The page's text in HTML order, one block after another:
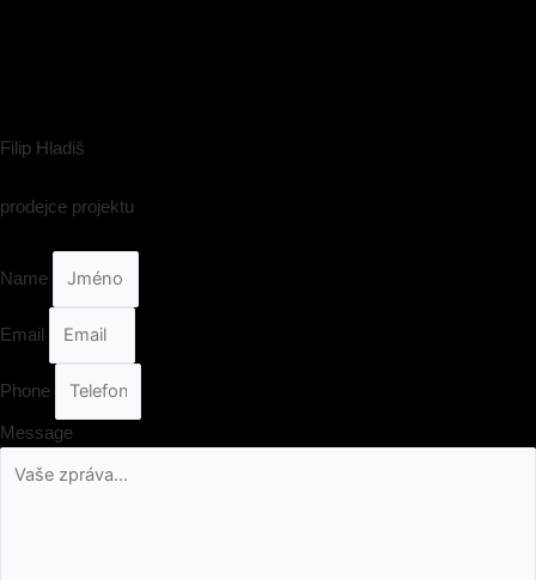
Filip Hladiš
prodejce projektu
Name
Email
Phone
Message